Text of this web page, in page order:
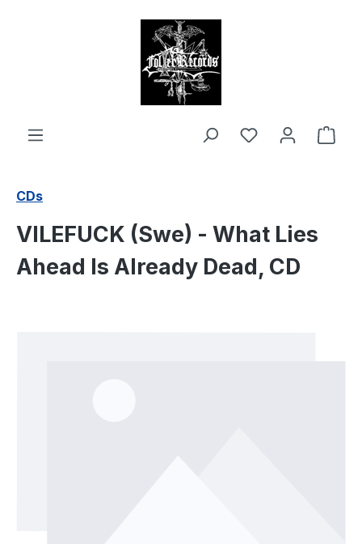
CDs
VILEFUCK (Swe) - What Lies
Ahead Is Already Dead, CD